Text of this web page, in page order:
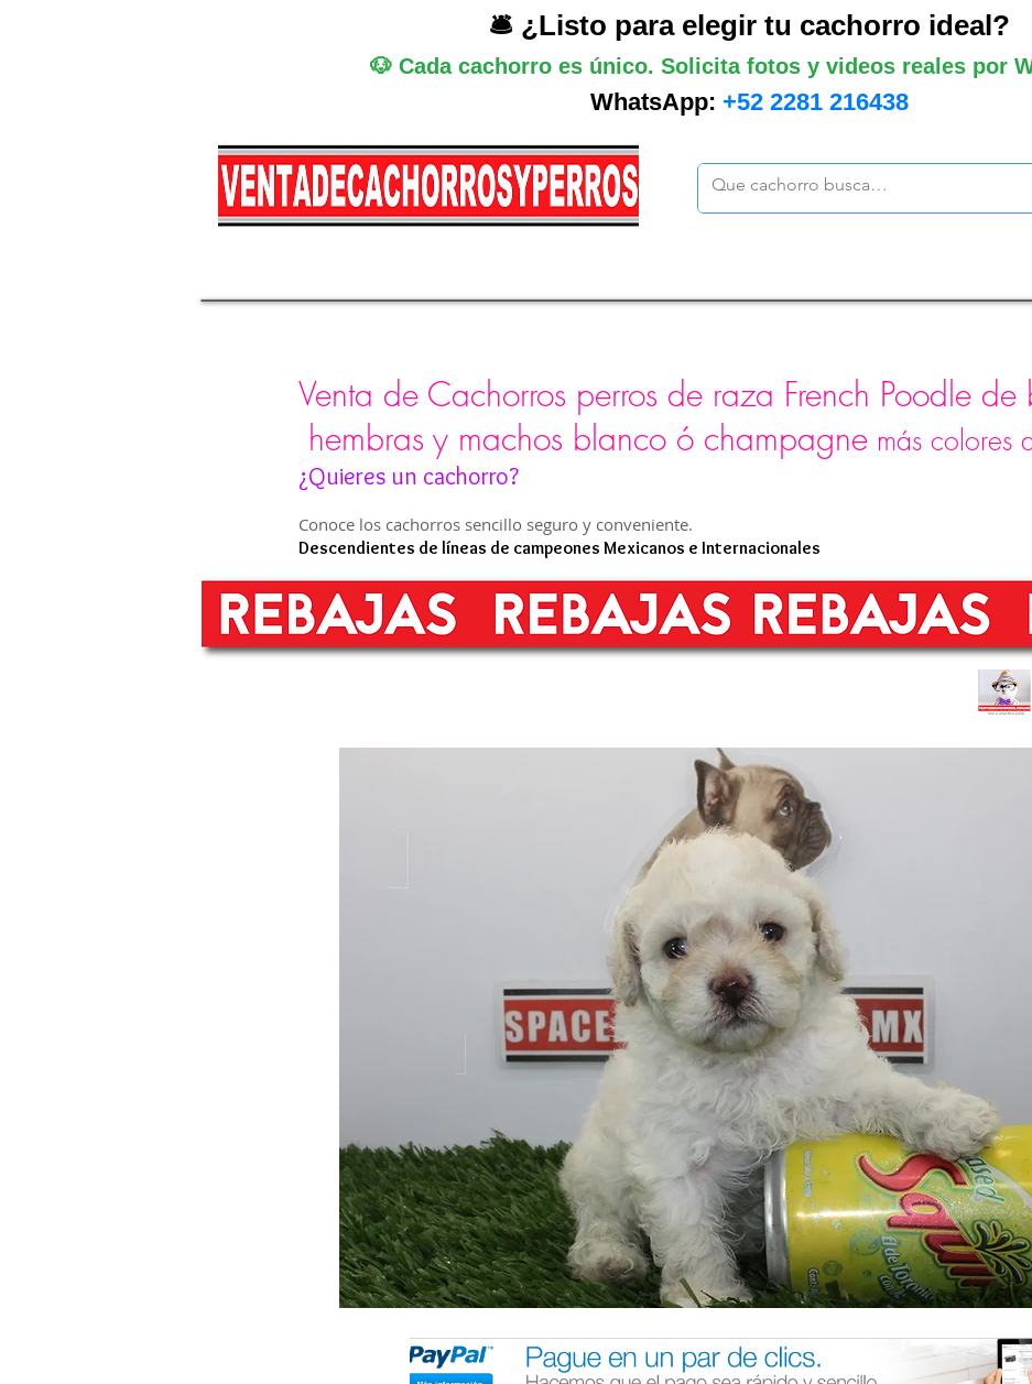
🛎️ ¿Listo para elegir tu cachorro ideal?
🐶 Cada cachorro es único. Solicita fotos y videos reales por
WhatsApp: +52 2281 216438
Venta de Cachorros perros de raza French Poodle de
hembras y machos blanco ó champagne más colores
¿Quieres un cachorro?
Conoce los cachorros sencillo seguro y conveniente.
Descendientes de líneas de campeones Mexicanos e Internacionales